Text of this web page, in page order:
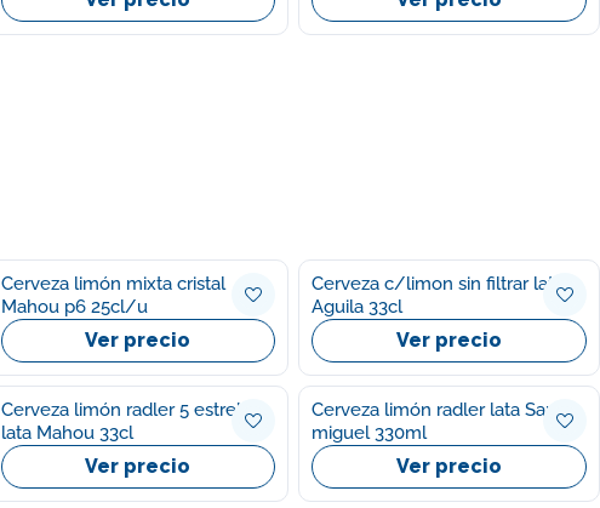
Cerveza limón mixta cristal
Mahou p6 25cl/u
Ver precio
Cerveza c/limon sin filtrar lata
Aguila 33cl
Ver precio
Cerveza limón radler 5 estrellas
lata Mahou 33cl
Ver precio
Cerveza limón radler lata San
miguel 330ml
Ver precio